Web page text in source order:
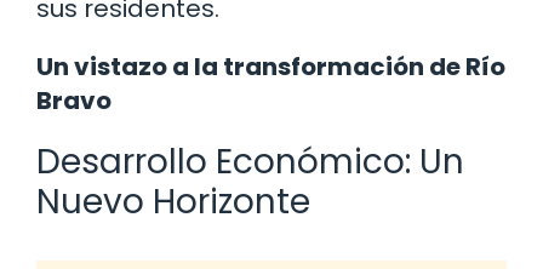
sus residentes.
Un vistazo a la transformación de Río
Bravo
Desarrollo Económico: Un
Nuevo Horizonte